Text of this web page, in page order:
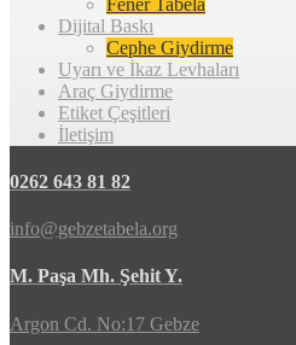
Dijital Baskı
Cephe Giydirme
Uyarı ve İkaz Levhaları
Araç Giydirme
Etiket Çeşitleri
İletişim
0262 643 81 82
info@gebzetabela.org
M. Paşa Mh. Şehit Y.
Argon Cd. No:17 Gebze